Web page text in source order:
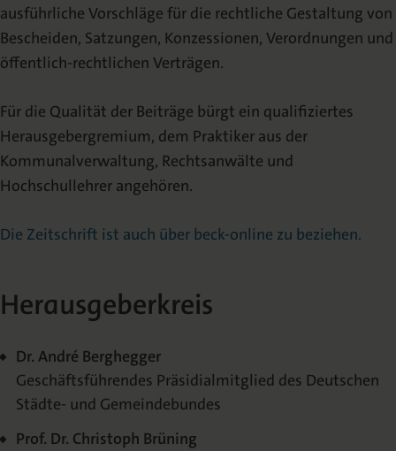
ausführliche Vorschläge für die rechtliche Gestaltung von
Bescheiden, Satzungen, Konzessionen, Verordnungen und
öffentlich-rechtlichen Verträgen.
Für die Qualität der Beiträge bürgt ein qualifiziertes
Herausgebergremium, dem Praktiker aus der
Kommunalverwaltung, Rechtsanwälte und
Hochschullehrer angehören.
Die Zeitschrift ist auch über beck-online zu beziehen.
Herausgeberkreis
Dr. André Berghegger
Geschäftsführendes Präsidialmitglied des Deutschen
Städte- und Gemeindebundes
Prof. Dr. Christoph Brüning